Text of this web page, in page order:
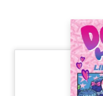
Hobbi, szabadidő